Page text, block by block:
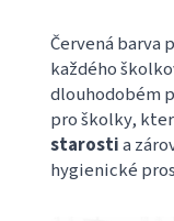
Červená barva
každého
dlouhodobém
pro školky,
starostia
hygienické